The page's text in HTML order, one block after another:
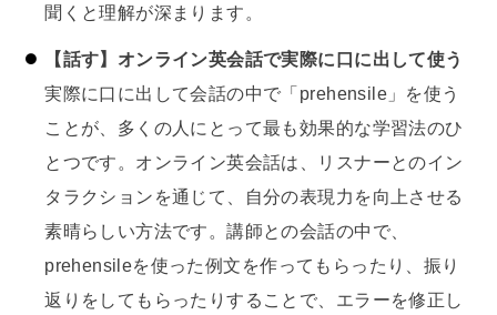
聞くと理解が深まります。
【話す】オンライン英会話で実際に口に出して使う
実際に口に出して会話の中で「prehensile」を使う
ことが、多くの人にとって最も効果的な学習法のひ
とつです。オンライン英会話は、リスナーとのイン
タラクションを通じて、自分の表現力を向上させる
素晴らしい方法です。講師との会話の中で、
prehensileを使った例文を作ってもらったり、振り
返りをしてもらったりすることで、エラーを修正し